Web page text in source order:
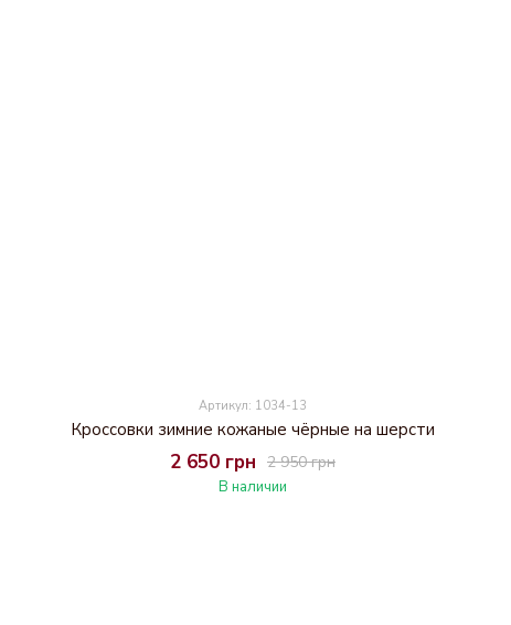
Артикул: 1034-13
Кроссовки зимние кожаные чёрные на шерсти
2 950 грн
2 650 грн
В наличии